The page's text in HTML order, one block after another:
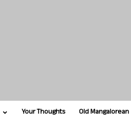
Your Thoughts Old Mangalorean